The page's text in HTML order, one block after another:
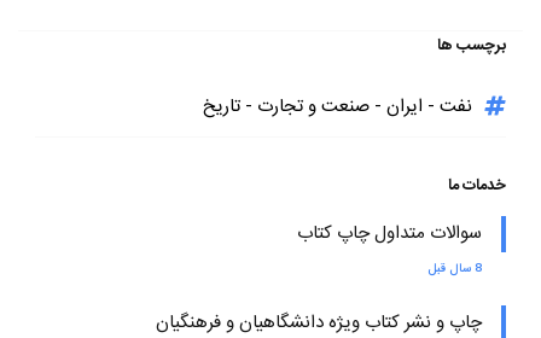
برچسب ها
نفت - ایران - صنعت و تجارت - تاریخ
خدمات ما
سوالات متداول چاپ کتاب
8 سال قبل
چاپ و نشر کتاب ویژه دانشگاهیان و فرهنگیان